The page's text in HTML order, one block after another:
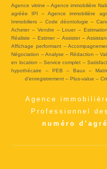
Agence vitrine – Agence immobilière
agréée IPI – Agence immobilière
Immobiliers – Code déontologie –
Acheter – Vendre – Louer –
Réaliste – Estimer – Assister –
Affichage performant –
Négociation – Analyse – Rédaction –
en location – Service complet –
hypothécaire – PEB – Baux –
d’enregistrement – Plus-value –
Agence
Professionnel
numéro